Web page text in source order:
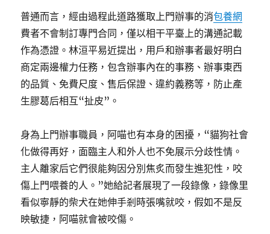
普通而言，經由過程此道路獲取上門辦事的消包養網
費者不會制訂專門合同，僅以相干平臺上的溝通記載
作為憑證。林洹平易近提出，用戶和辦事者最好明白
商定兩邊權力任務，包含辦事內在的事務、辦事東西
的品質、免費尺度、售后保證、違約義務等，防止產
生膠葛后相互“扯皮”。
身為上門辦事職員，阿喵也有本身的困擾，“貓狗社會
化做得再好，面臨主人和外人也不免展示分歧性情。
主人離家后它們很能夠因分別焦炙而發生進犯性，咬
傷上門喂養的人。”她給記者展現了一段錄像，錄像里
看似寧靜的柴犬在她伸手剎時張嘴就咬，假如不是反
映敏捷，阿喵就會被咬傷。